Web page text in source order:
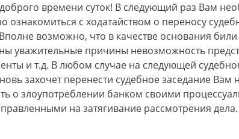
времени суток! В следующий раз Вам
ознакомиться с ходатайством о переносу
возможно, что в качестве основания били
уважительные причины невозможность
и т.д. В любом случае на следующей
захочет перенести судебное заседание Вам
о злоупотреблении банком своими
на затягивание рассмотрения дела.​